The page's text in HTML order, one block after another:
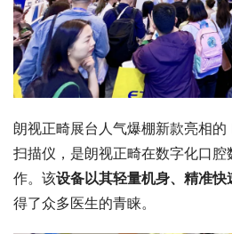
朗视正畸展台人气爆棚新款亮相
扫描仪，是朗视正畸在数字化口腔
作。该设备以其轻量机身、精准
得了众多医生的青睐。